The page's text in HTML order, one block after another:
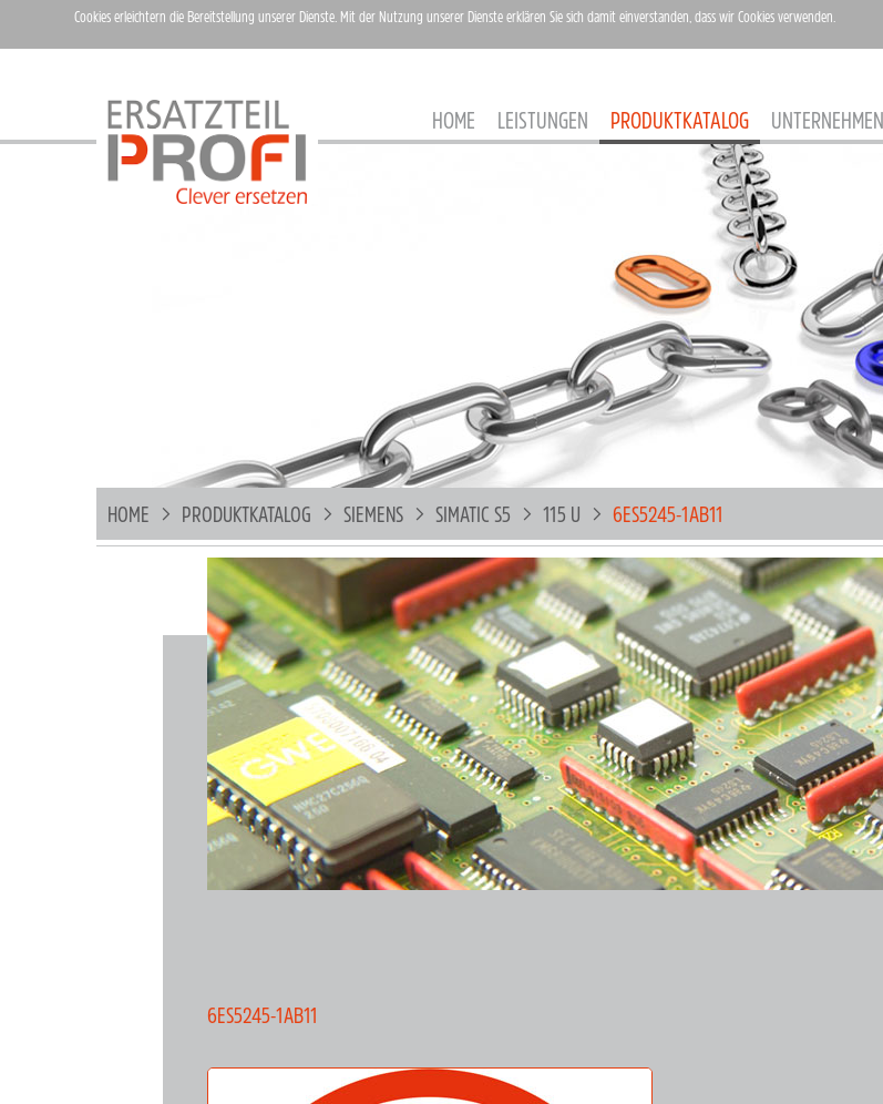
HOME LEISTUNGEN PRODUKTKATALOG UNTERNEHMEN
HOME PRODUKTKATALOG SIEMENS SIMATIC S5 115 U 6ES5245-1AB11
6ES5245-1AB11
Cookies erleichtern die Bereitstellung unserer Dienste. Mit der Nutzung unserer Dienste erklären Sie sich damit einverstanden, dass wir Cookies verwenden.